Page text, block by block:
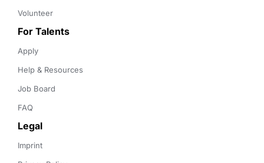
Volunteer
For Talents
Apply
Help & Resources
Job Board
FAQ
Legal
Imprint